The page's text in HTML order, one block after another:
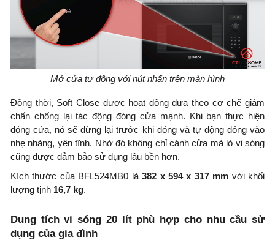
Mở cửa tự động với nút nhấn trên màn hình
Đồng thời, Soft Close được hoạt động dựa theo cơ chế giảm
chấn chống lại tác động đóng cửa mạnh. Khi bạn thực hiện
đóng cửa, nó sẽ dừng lại trước khi đóng và tự động đóng vào
nhẹ nhàng, yên tĩnh. Nhờ đó không chỉ cánh cửa mà lò vi sóng
cũng được đảm bảo sử dụng lâu bền hơn.
Kích thước của BFL524MB0 là382 x 594 x 317 mm với khối
lượng tịnh 16,7 kg.
Dung tích vi sóng 20 lít phù hợp cho nhu cầu sử
dụng của gia đình